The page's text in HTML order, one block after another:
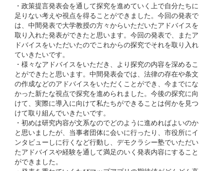
・政策提言発表会を通して探究を進めていく上で自分たちに
足りない考えや視点を得ることができました。今回の発表で
は、中間発表で大学教授の方々からいただいたアドバイスを
取り入れた発表ができたと思います。今回の発表で、またア
ドバイスをいただいたのでこれからの探究でそれを取り入れ
ていきたいです。
・様々なアドバイスをいただき、より探究の内容を深めるこ
とができたと思います。中間発表会では、法律の存在や条文
の作成などのアドバイスをいただくことができ、今までにな
かった新たな視点で探究を進められました。今後の探究に向
けて、実際に導入に向けて私たちができることは何かを見つ
けて取り組んでいきたいです。
・初めは研究内容が文系なのでどのように進めればよいのか
と思いましたが、当事者団体に会いに行ったり、市役所にイ
ンタビューしに行くなど行動し、デモクラシー塾でいただい
たアドバイスや経験を通して満足のいく発表内容にすること
ができました。